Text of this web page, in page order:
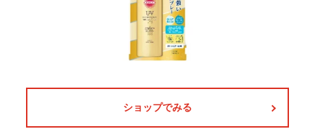
ショップでみる